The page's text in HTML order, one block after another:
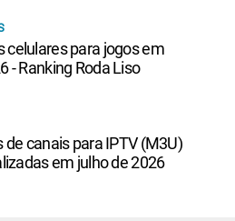
celulares para jogos em
- Ranking Roda Liso
de canais para IPTV (M3U)
em julho de 2026